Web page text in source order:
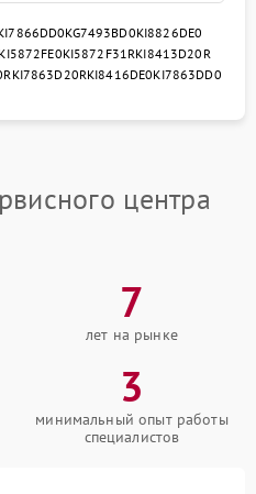
KG7493BD0KI8826DE0
KI5872FE0KI5872F31RKI8413D20R
KI7863D20RKI8416DE0KI7863DD0
центра
7
лет на рынке
3
минимальный опыт работы
специалистов